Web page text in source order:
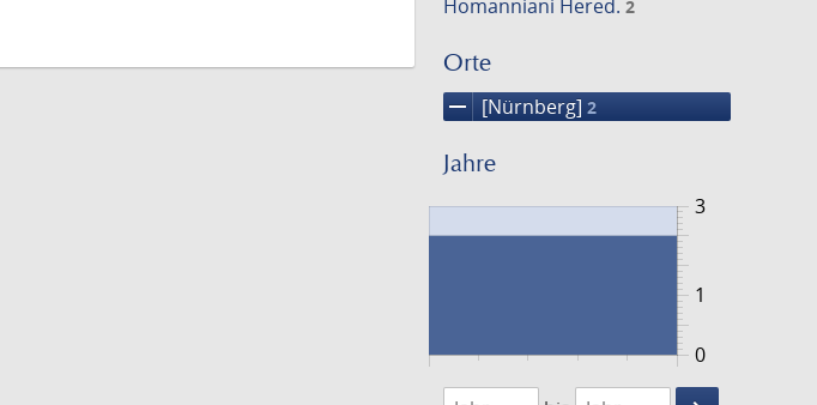
Homanniani Hered. 2
Orte
remove [Nürnberg] 2
Jahre
0
3
1
1744
1745